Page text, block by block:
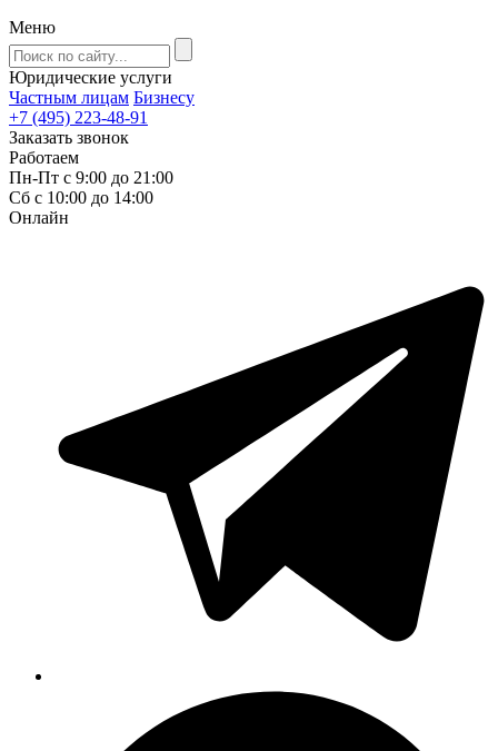
Меню
Юридические услуги
Частным лицам Бизнесу
+7 (495) 223-48-91
Заказать звонок
Работаем
Пн-Пт с 9:00 до 21:00
Сб с 10:00 до 14:00
Онлайн